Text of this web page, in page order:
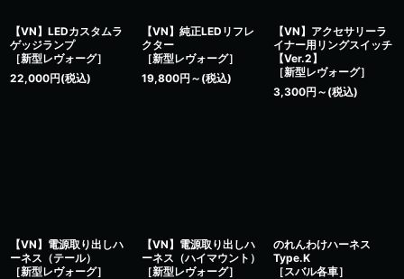
【VN】LEDカスタムラ
ゲッジランプ
［新型レヴォーグ］
22,000円(税込)
【VN】純正LEDリフレ
クター
［新型レヴォーグ］
19,800円 ～ (税込)
【VN】アクセサリーラ
イナー用リングスイッチ
【Ver.2】
［新型レヴォーグ］
3,300円 ～ (税込)
【VN】電源取り出しハ
ーネス（テール）
［新型レヴォーグ］
【VN】電源取り出しハ
ーネス（ハイマウント）
［新型レヴォーグ］
のれんわけハーネス
Type.K
［スバル各車］